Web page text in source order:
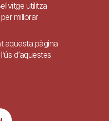
legal Ajuda
Reial Decret 1112/2018, de 7 de
utilitza
millorar
aquesta pàgina
d’aquestes